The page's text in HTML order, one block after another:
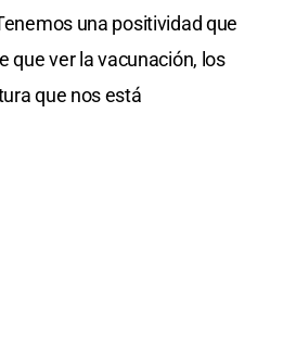
una positividad que
que ver la vacunación, los
que nos está